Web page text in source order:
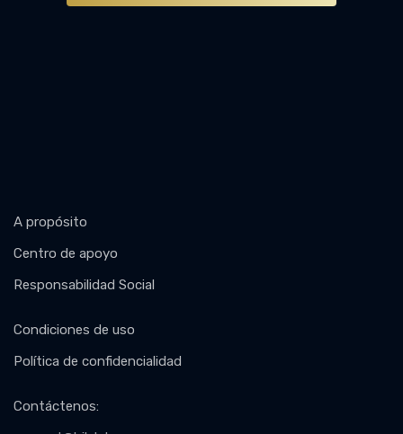
A propósito
Centro de apoyo
Responsabilidad Social
Condiciones de uso
Política de confidencialidad
Contáctenos: